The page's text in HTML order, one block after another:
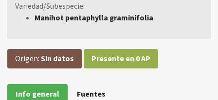
Variedad/Subespecie:
Manihot pentaphylla graminifolia
Origen:Sin datos Presente en 0 AP
Info general Fuentes